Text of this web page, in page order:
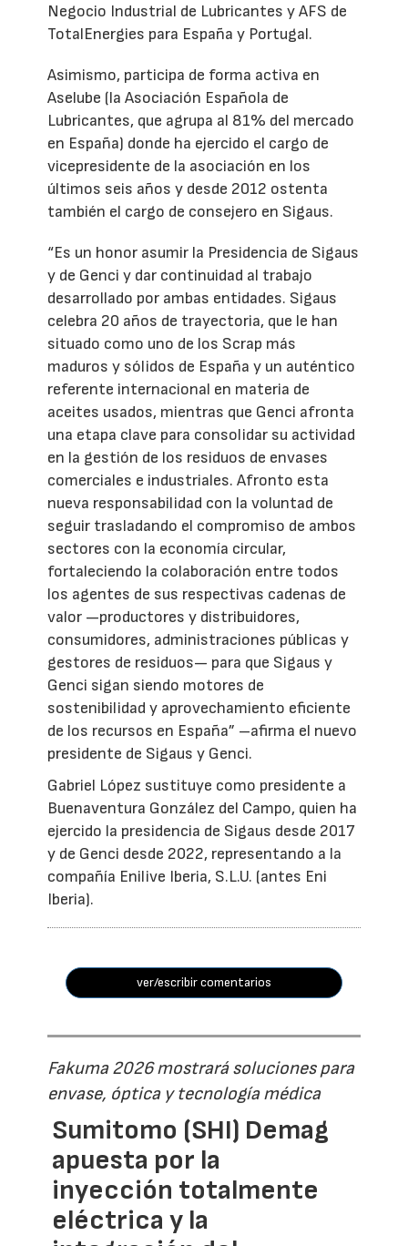
Negocio Industrial de Lubricantes y AFS de
TotalEnergies para España y Portugal.
Asimismo, participa de forma activa en
Aselube (la Asociación Española de
Lubricantes, que agrupa al 81% del mercado
en España) donde ha ejercido el cargo de
vicepresidente de la asociación en los
últimos seis años y desde 2012 ostenta
también el cargo de consejero en Sigaus.
“Es un honor asumir la Presidencia de Sigaus
y de Genci y dar continuidad al trabajo
desarrollado por ambas entidades. Sigaus
celebra 20 años de trayectoria, que le han
situado como uno de los Scrap más
maduros y sólidos de España y un auténtico
referente internacional en materia de
aceites usados, mientras que Genci afronta
una etapa clave para consolidar su actividad
en la gestión de los residuos de envases
comerciales e industriales. Afronto esta
nueva responsabilidad con la voluntad de
seguir trasladando el compromiso de ambos
sectores con la economía circular,
fortaleciendo la colaboración entre todos
los agentes de sus respectivas cadenas de
valor —productores y distribuidores,
consumidores, administraciones públicas y
gestores de residuos— para que Sigaus y
Genci sigan siendo motores de
sostenibilidad y aprovechamiento eficiente
de los recursos en España” –afirma el nuevo
presidente de Sigaus y Genci.
Gabriel López sustituye como presidente a
Buenaventura González del Campo, quien ha
ejercido la presidencia de Sigaus desde 2017
y de Genci desde 2022, representando a la
compañía Enilive Iberia, S.L.U. (antes Eni
Iberia).
ver/escribir comentarios
Fakuma 2026 mostrará soluciones para
envase, óptica y tecnología médica
Sumitomo (SHI) Demag
apuesta por la
inyección totalmente
eléctrica y la